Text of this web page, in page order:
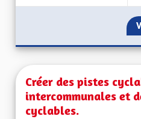
Créer des pistes
intercommunales et
cyclables.